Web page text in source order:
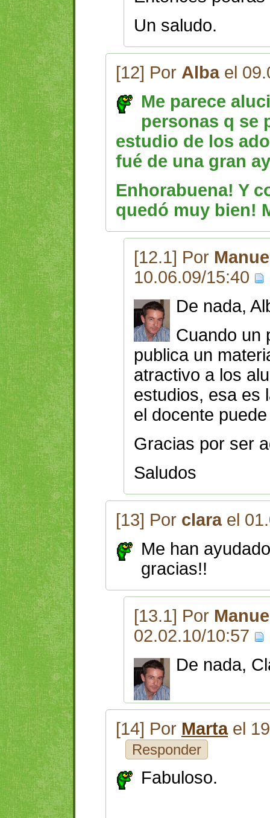
Un saludo.
[12] Por Albael
Me parece
personas q se
estudio de los
fué de una gran
Enhorabuena! Y
quedó muy bien!
[12.1] Por
10.06.09/15:40
De nada,
Cuando un
publica un
atractivo a los
estudios, esa es
el docente
Gracias por ser
Saludos
[13] Por clarael
Me han
gracias!!
[13.1] Por
02.02.10/10:57
De nada,
[14] Por Martael
Responder
Fabuloso.